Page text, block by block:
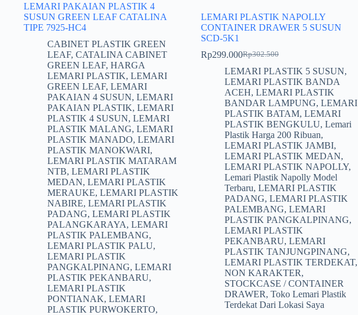
LEMARI PAKAIAN PLASTIK 4
SUSUN GREEN LEAF CATALINA
TIPE 7925-HC4
CABINET PLASTIK GREEN
LEAF, CATALINA CABINET
GREEN LEAF, HARGA
LEMARI PLASTIK, LEMARI
GREEN LEAF, LEMARI
PAKAIAN 4 SUSUN, LEMARI
PAKAIAN PLASTIK, LEMARI
PLASTIK 4 SUSUN, LEMARI
PLASTIK MALANG, LEMARI
PLASTIK MANADO, LEMARI
PLASTIK MANOKWARI,
LEMARI PLASTIK MATARAM
NTB, LEMARI PLASTIK
MEDAN, LEMARI PLASTIK
MERAUKE, LEMARI PLASTIK
NABIRE, LEMARI PLASTIK
PADANG, LEMARI PLASTIK
PALANGKARAYA, LEMARI
PLASTIK PALEMBANG,
LEMARI PLASTIK PALU,
LEMARI PLASTIK
PANGKALPINANG, LEMARI
PLASTIK PEKANBARU,
LEMARI PLASTIK
PONTIANAK, LEMARI
PLASTIK PURWOKERTO,
LEMARI PLASTIK NAPOLLY
CONTAINER DRAWER 5 SUSUN
SCD-5K1
Rp302.500
Harga
aslinya
adalah:
Rp302.500.
Rp299.000Harga
saat
ini
adalah:
Rp299.000.
LEMARI PLASTIK 5 SUSUN,
LEMARI PLASTIK BANDA
ACEH, LEMARI PLASTIK
BANDAR LAMPUNG, LEMARI
PLASTIK BATAM, LEMARI
PLASTIK BENGKULU, Lemari
Plastik Harga 200 Ribuan,
LEMARI PLASTIK JAMBI,
LEMARI PLASTIK MEDAN,
LEMARI PLASTIK NAPOLLY,
Lemari Plastik Napolly Model
Terbaru, LEMARI PLASTIK
PADANG, LEMARI PLASTIK
PALEMBANG, LEMARI
PLASTIK PANGKALPINANG,
LEMARI PLASTIK
PEKANBARU, LEMARI
PLASTIK TANJUNGPINANG,
LEMARI PLASTIK TERDEKAT,
NON KARAKTER,
STOCKCASE / CONTAINER
DRAWER, Toko Lemari Plastik
Terdekat Dari Lokasi Saya